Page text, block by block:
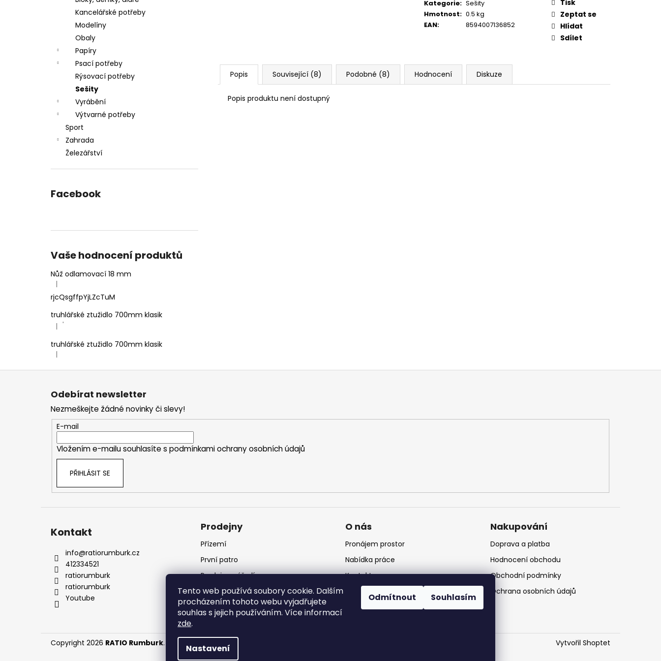
Tento web používá soubory cookie. Dalším
procházením tohoto webu vyjadřujete
souhlas s jejich používáním. Více informací
zde.
Nastavení
Odmítnout Souhlasím
Kancelářské potřeby
Modelíny
Obaly
Papíry
Psací potřeby
Rýsovací potřeby
Sešity
Vyrábění
Výtvarné potřeby
Sport
Zahrada
Železářství
Facebook
Vaše hodnocení produktů
Nůž odlamovací 18 mm
Hodnocení produktu je 4 z 5 hvězdiček.
|
rjcQsgffpYjLZcTuM
truhlářské ztužidlo 700mm klasik
Hodnocení produktu je 5 z 5 hvězdiček.
| '
truhlářské ztužidlo 700mm klasik
Hodnocení produktu je 5 z 5 hvězdiček.
|
Kategorie: Sešity
Hmotnost: 0.5 kg
EAN: 8594007136852
Tisk
Zeptat se
Hlídat
Sdílet
Popis Související (8) Podobné (8) Hodnocení Diskuze
Popis produktu není dostupný
Z
Odebírat newsletter
Nezmeškejte žádné novinky či slevy!
E-mail
Vložením e-mailu souhlasíte s podmínkami ochrany osobních údajů
PŘIHLÁSIT SE
Kontakt
info@ratiorumburk.cz
412334521
ratiorumburk
ratiorumburk
Youtube
Prodejny
Přízemí
První patro
Prodejna nářadí
Prodejna krmiv
O nás
Pronájem prostor
Nabídka práce
Kontakt
Nakupování
Doprava a platba
Hodnocení obchodu
Obchodní podmínky
Ochrana osobních údajů
Vytvořil Shoptet
Copyright 2026 RATIO Rumburk. Všechna práva vyhrazena.